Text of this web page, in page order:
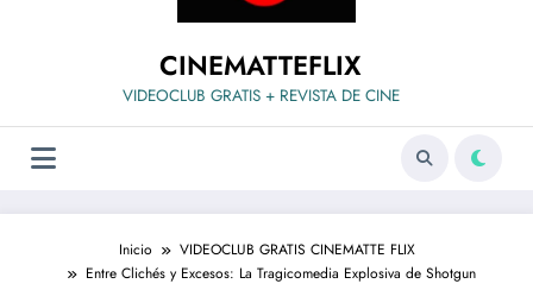
CINEMATTEFLIX
VIDEOCLUB GRATIS + REVISTA DE CINE
Inicio
VIDEOCLUB GRATIS CINEMATTE FLIX
Entre Clichés y Excesos: La Tragicomedia Explosiva de Shotgun